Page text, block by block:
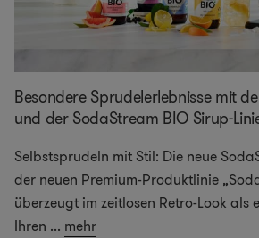
Besondere Sprudelerlebnisse mit
und der SodaStream BIO Sirup-
Selbstsprudeln mit Stil: Die neue
der neuen Premium-Produktlinie
überzeugt im zeitlosen Retro-Look als
Ihren ... mehr